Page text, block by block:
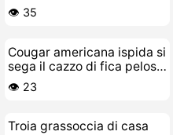
👁️ 35
Cougar americana ispida si
sega il cazzo di fica pelosa
nel casotto da giardino
👁️ 23
Troia grassoccia di casa